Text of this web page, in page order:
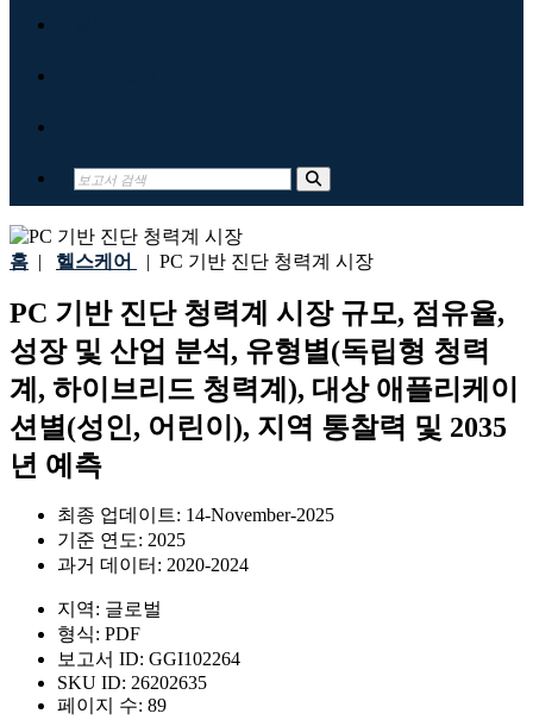
홈 | 헬스케어 | PC 기반 진단 청력계 시장
PC 기반 진단 청력계 시장 규모, 점유율,
성장 및 산업 분석, 유형별(독립형 청력
계, 하이브리드 청력계), 대상 애플리케이
션별(성인, 어린이), 지역 통찰력 및 2035
년 예측
최종 업데이트: 14-November-2025
기준 연도: 2025
과거 데이터: 2020-2024
지역: 글로벌
형식: PDF
보고서 ID: GGI102264
SKU ID: 26202635
페이지 수: 89